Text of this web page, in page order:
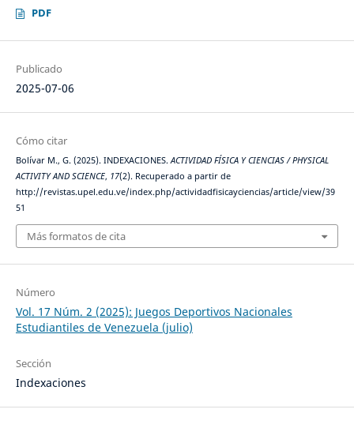
PDF
Publicado
2025-07-06
Cómo citar
Bolívar M., G. (2025). INDEXACIONES.ACTIVIDAD FÍSICA Y CIENCIAS / PHYSICAL
ACTIVITY AND SCIENCE, 17(2). Recuperado a partir de
http://revistas.upel.edu.ve/index.php/actividadfisicayciencias/article/view/39
51
Más formatos de cita
Número
Vol. 17 Núm. 2 (2025): Juegos Deportivos Nacionales
Estudiantiles de Venezuela (julio)
Sección
Indexaciones